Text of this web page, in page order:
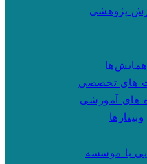
پژوهشی
همایش‌ها
های تخصصی
های آموزشی
وبینارها
با موسسه